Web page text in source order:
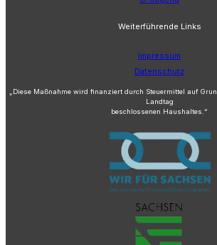
Weiterführende Links
Impressum
Datenschutz
„Diese Maßnahme wird finanziert durch Steuermittel auf
Landtag
beschlossenen Haushaltes.“